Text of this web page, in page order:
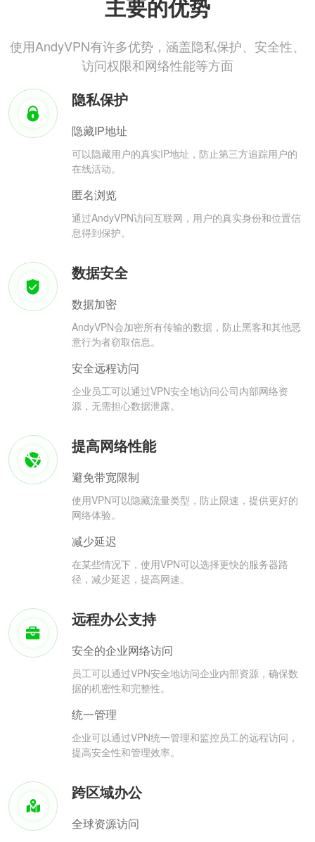
主要的优势
使用AndyVPN有许多优势，涵盖隐私保护、安全性、
访问权限和网络性能等方面
隐私保护
隐藏IP地址
可以隐藏用户的真实IP地址，防止第三方追踪用户的
在线活动。
匿名浏览
通过AndyVPN访问互联网，用户的真实身份和位置信
息得到保护。
数据安全
数据加密
AndyVPN会加密所有传输的数据，防止黑客和其他恶
意行为者窃取信息。
安全远程访问
企业员工可以通过VPN安全地访问公司内部网络资
源，无需担心数据泄露。
提高网络性能
避免带宽限制
使用VPN可以隐藏流量类型，防止限速，提供更好的
网络体验。
减少延迟
在某些情况下，使用VPN可以选择更快的服务器路
径，减少延迟，提高网速。
远程办公支持
安全的企业网络访问
员工可以通过VPN安全地访问企业内部资源，确保数
据的机密性和完整性。
统一管理
企业可以通过VPN统一管理和监控员工的远程访问，
提高安全性和管理效率。
跨区域办公
全球资源访问